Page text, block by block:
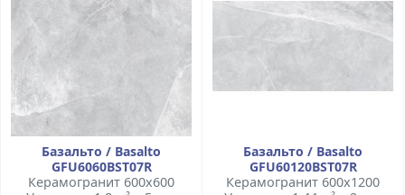
Базальто / Basalto
GFU6060BST07R
Керамогранит 600x600
Базальто / Basalto
GFU60120BST07R
Керамогранит 600x1200